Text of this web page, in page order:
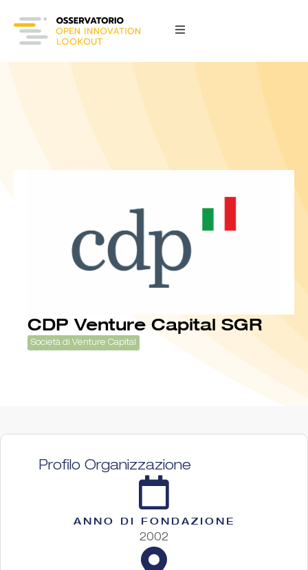
CDP Venture Capital SGR
Società di Venture Capital
Profilo Organizzazione
ANNO DI FONDAZIONE
2002